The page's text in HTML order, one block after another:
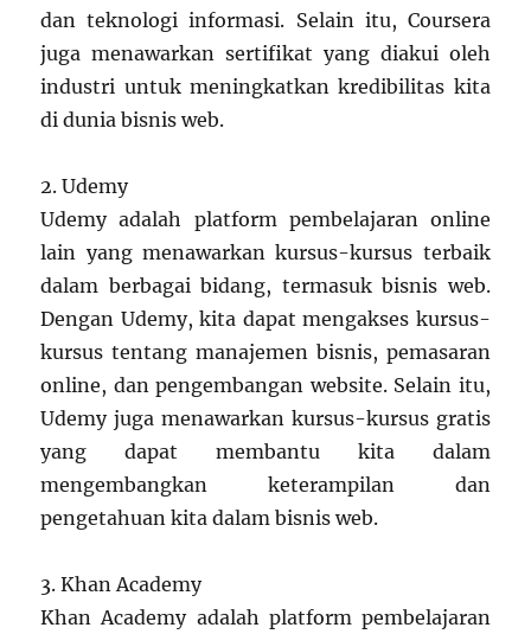
dan teknologi informasi. Selain itu, Coursera
juga menawarkan sertifikat yang diakui oleh
industri untuk meningkatkan kredibilitas kita
di dunia bisnis web.
2. Udemy
Udemy adalah platform pembelajaran online
lain yang menawarkan kursus-kursus terbaik
dalam berbagai bidang, termasuk bisnis web.
Dengan Udemy, kita dapat mengakses kursus-
kursus tentang manajemen bisnis, pemasaran
online, dan pengembangan website. Selain itu,
Udemy juga menawarkan kursus-kursus gratis
yang dapat membantu kita dalam
mengembangkan keterampilan dan
pengetahuan kita dalam bisnis web.
3. Khan Academy
Khan Academy adalah platform pembelajaran